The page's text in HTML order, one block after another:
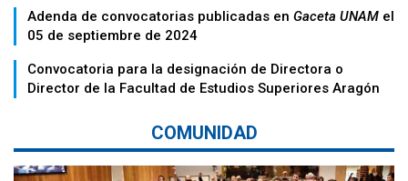
Adenda de convocatorias publicadas en Gaceta UNAM el
05 de septiembre de 2024
Convocatoria para la designación de Directora o
Director de la Facultad de Estudios Superiores Aragón
COMUNIDAD